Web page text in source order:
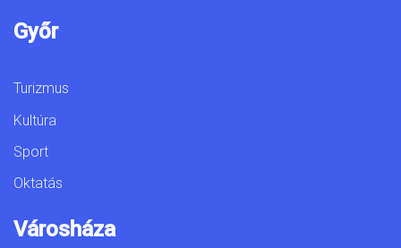
Győr
Turizmus
Kultúra
Sport
Oktatás
Városháza